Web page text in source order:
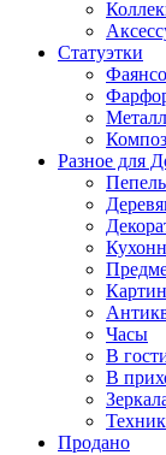
Статуэтки
Разное для
Часы
В
В
Продано